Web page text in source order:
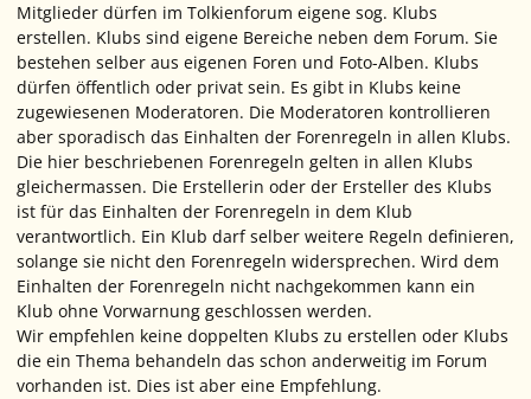
Mitglieder dürfen im Tolkienforum eigene sog. Klubs
erstellen. Klubs sind eigene Bereiche neben dem Forum. Sie
bestehen selber aus eigenen Foren und Foto-Alben. Klubs
dürfen öffentlich oder privat sein. Es gibt in Klubs keine
zugewiesenen Moderatoren. Die Moderatoren kontrollieren
aber sporadisch das Einhalten der Forenregeln in allen Klubs.
Die hier beschriebenen Forenregeln gelten in allen Klubs
gleichermassen. Die Erstellerin oder der Ersteller des Klubs
ist für das Einhalten der Forenregeln in dem Klub
verantwortlich. Ein Klub darf selber weitere Regeln definieren,
solange sie nicht den Forenregeln widersprechen. Wird dem
Einhalten der Forenregeln nicht nachgekommen kann ein
Klub ohne Vorwarnung geschlossen werden.
Wir empfehlen keine doppelten Klubs zu erstellen oder Klubs
die ein Thema behandeln das schon anderweitig im Forum
vorhanden ist. Dies ist aber eine Empfehlung.